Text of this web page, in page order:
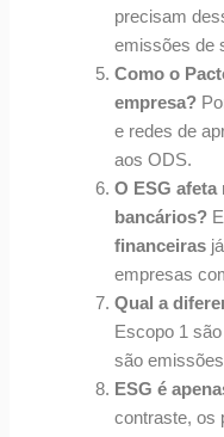
precisam
emissões de
Como o
empresa?
e redes de
aos ODS.
O ESG afeta
bancários?
financeiras
empresas
Qual a
Escopo 1
são
ESG é
contraste, os